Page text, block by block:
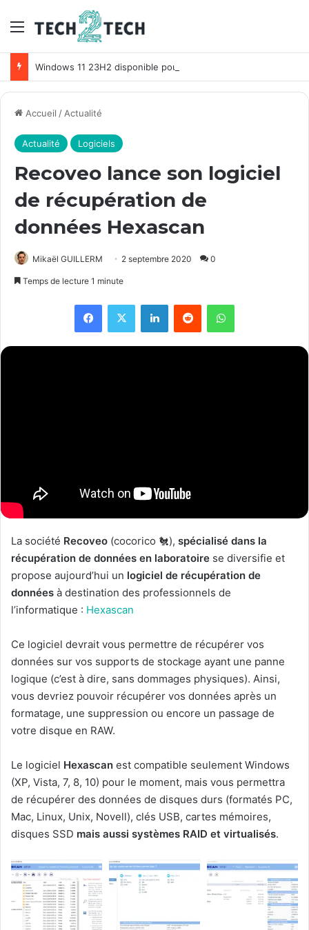
Menu
Accueil /Actualité
Actualité Logiciels
Recoveo lance son logiciel
de récupération de
données Hexascan
Mikaël GUILLERM 2 septembre 2020 0
Temps de lecture 1 minute
Facebook
X LinkedinReddit WhatsApp
La société Recoveo (cocorico 🐔), spécialisé dans la
récupération de données en laboratoire se diversifie et
propose aujourd’hui un logiciel de récupération de
données à destination des professionnels de
l’informatique : Hexascan
Ce logiciel devrait vous permettre de récupérer vos
données sur vos supports de stockage ayant une panne
logique (c’est à dire, sans dommages physiques). Ainsi,
vous devriez pouvoir récupérer vos données après un
formatage, une suppression ou encore un passage de
votre disque en RAW.
Le logiciel Hexascan est compatible seulement Windows
(XP, Vista, 7, 8, 10) pour le moment, mais vous permettra
de récupérer des données de disques durs (formatés PC,
Mac, Linux, Unix, Novell), clés USB, cartes mémoires,
disques SSD mais aussi systèmes RAID et virtualisés.